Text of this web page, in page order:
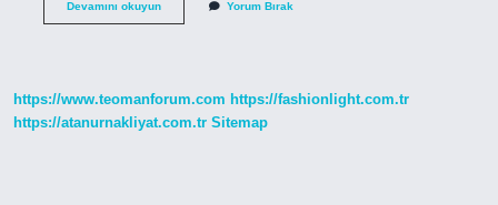
Devamını okuyunHamileliğin Yorum Bırak
https://www.teomanforum.com https://fashionlight.com.tr
https://atanurnakliyat.com.tr Sitemap